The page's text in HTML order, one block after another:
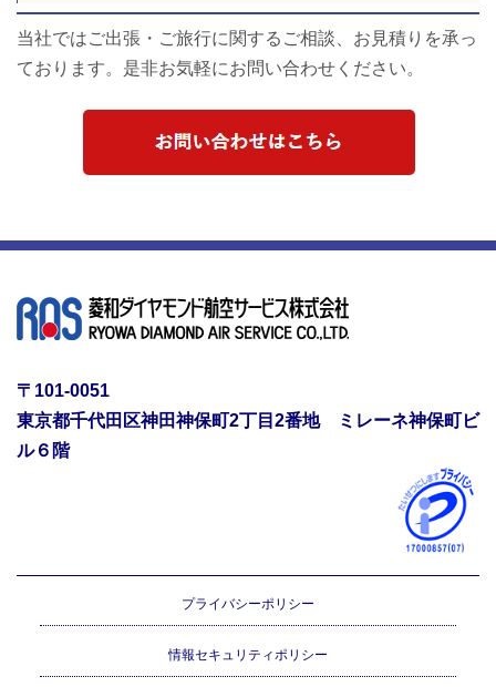
当社ではご出張・ご旅行に関するご相談、お見積りを承っ
ております。是非お気軽にお問い合わせください。
〒101-0051
東京都千代田区神田神保町2丁目2番地 ミレーネ神保町ビ
ル６階
プライバシーポリシー
情報セキュリティポリシー